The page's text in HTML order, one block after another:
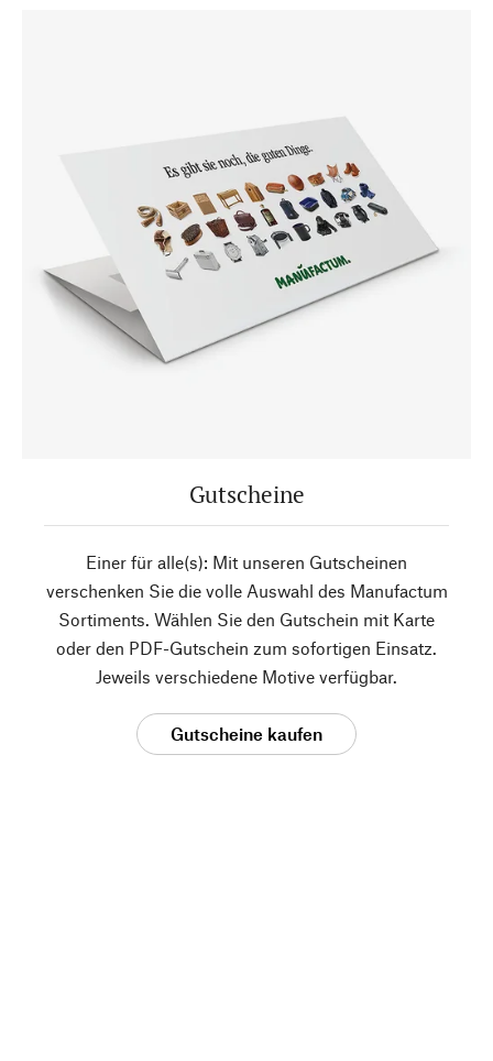
Gutscheine
Einer für alle(s): Mit unseren Gutscheinen
verschenken Sie die volle Auswahl des Manufactum
Sortiments. Wählen Sie den Gutschein mit Karte
oder den PDF-Gutschein zum sofortigen Einsatz.
Jeweils verschiedene Motive verfügbar.
Gutscheine kaufen